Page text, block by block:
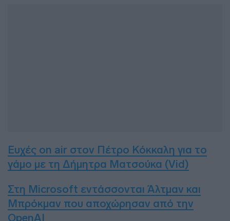
Ευχές on air στον Πέτρο Κόκκαλη για το
γάμο με τη Δήμητρα Ματσούκα (Vid)
Στη Microsoft εντάσσονται Άλτμαν και
Μπρόκμαν που αποχώρησαν από την
OpenAI